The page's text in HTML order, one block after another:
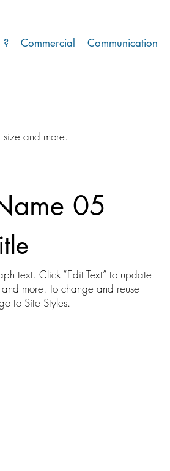
? Commercial Communication
and more.
05
text. Click “Edit Text” to update
more. To change and reuse
to Site Styles.